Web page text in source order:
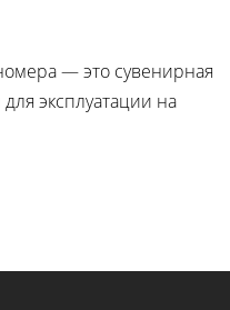
— это сувенирная
эксплуатации на